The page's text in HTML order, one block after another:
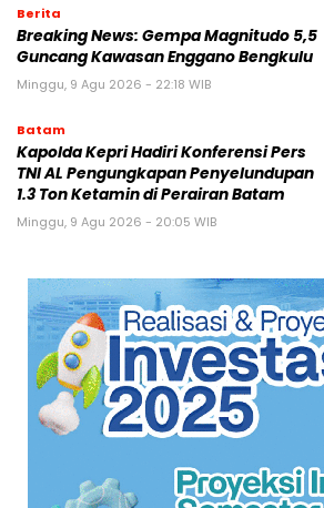
Berita
Breaking News: Gempa Magnitudo 5,5
Guncang Kawasan Enggano Bengkulu
Minggu, 9 Agu 2026 - 22:18 WIB
Batam
Kapolda Kepri Hadiri Konferensi Pers
TNI AL Pengungkapan Penyelundupan
1.3 Ton Ketamin di Perairan Batam
Minggu, 9 Agu 2026 - 20:05 WIB